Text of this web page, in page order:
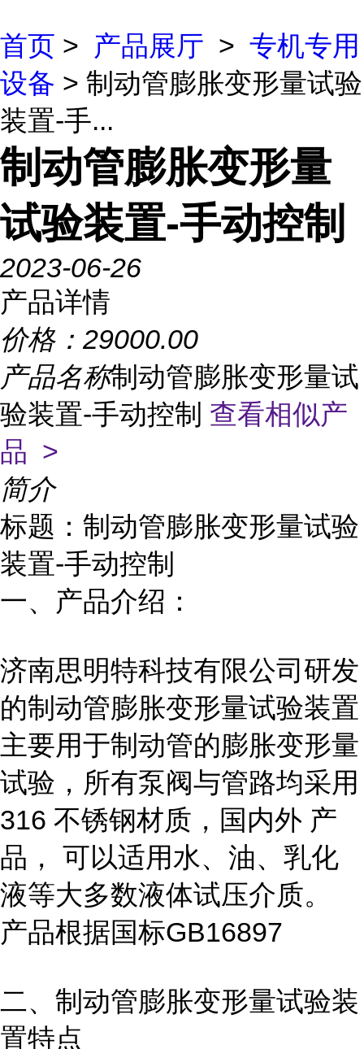
首页 > 产品展厅 > 专机专用
设备 > 制动管膨胀变形量试验
装置-手...
制动管膨胀变形量
试验装置-手动控制
2023-06-26
产品详情
价格： 29000.00
产品名称制动管膨胀变形量试
验装置-手动控制 查看相似产
品 >
简介
标题：制动管膨胀变形量试验
装置-手动控制
一、产品介绍：
济南思明特科技有限公司研发
的制动管膨胀变形量试验装置
主要用于制动管的膨胀变形量
试验，所有泵阀与管路均采用
316 不锈钢材质，国内外 产
品， 可以适用水、油、乳化
液等大多数液体试压介质。
产品根据国标GB16897
二、制动管膨胀变形量试验装
置特点